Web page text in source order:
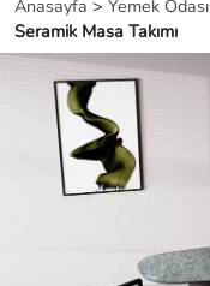
Anasayfa > Yemek Odası
Seramik Masa Takımı